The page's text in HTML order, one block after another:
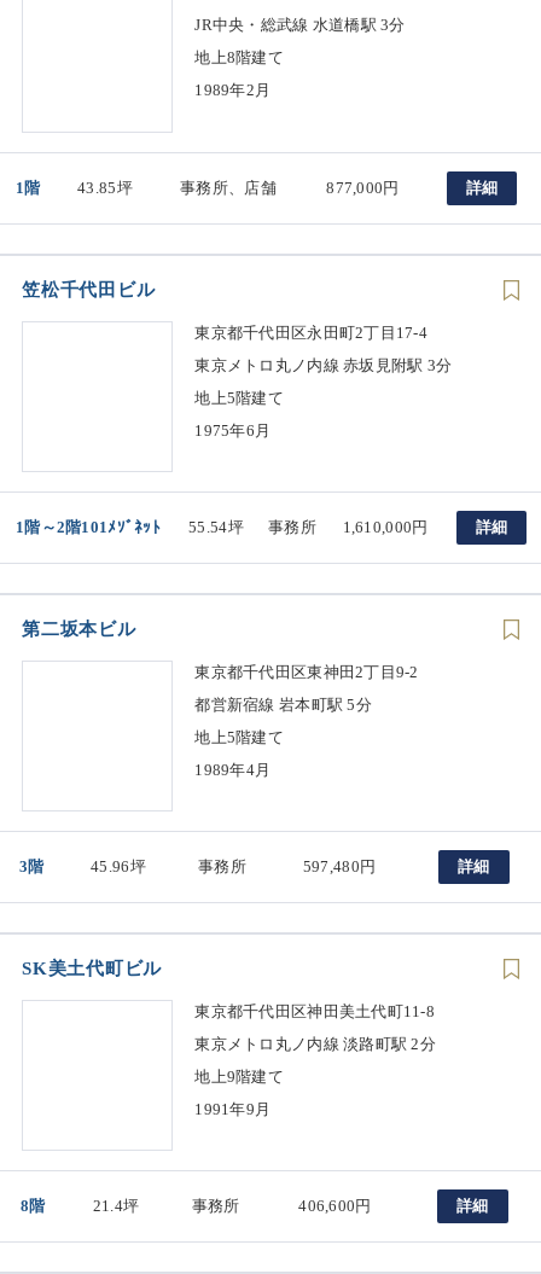
JR中央・総武線 水道橋駅 3分
地上8階建て
1989年2月
1階 43.85坪 事務所、店舗 877,000円 詳細
笠松千代田ビル
東京都千代田区永田町2丁目17-4
東京メトロ丸ノ内線 赤坂見附駅 3分
地上5階建て
1975年6月
1階～2階101ﾒｿﾞﾈｯﾄ 55.54坪 事務所 1,610,000円 詳細
第二坂本ビル
東京都千代田区東神田2丁目9-2
都営新宿線 岩本町駅 5分
地上5階建て
1989年4月
3階 45.96坪 事務所 597,480円 詳細
SK美土代町ビル
東京都千代田区神田美土代町11-8
東京メトロ丸ノ内線 淡路町駅 2分
地上9階建て
1991年9月
8階 21.4坪 事務所 406,600円 詳細